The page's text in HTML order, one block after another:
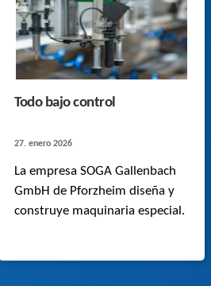
Todo bajo control
27. enero 2026
La empresa SOGA Gallenbach
GmbH de Pforzheim diseña y
construye maquinaria especial.